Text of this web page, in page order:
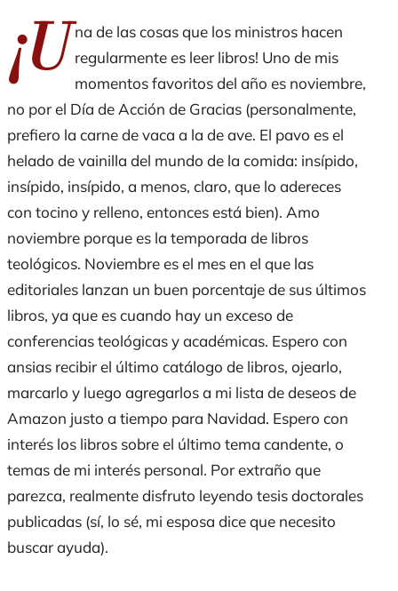
¡U na de las cosas que los ministros hacen
regularmente es leer libros! Uno de mis
momentos favoritos del año es noviembre,
no por el Día de Acción de Gracias (personalmente,
prefiero la carne de vaca a la de ave. El pavo es el
helado de vainilla del mundo de la comida: insípido,
insípido, insípido, a menos, claro, que lo adereces
con tocino y relleno, entonces está bien). Amo
noviembre porque es la temporada de libros
teológicos. Noviembre es el mes en el que las
editoriales lanzan un buen porcentaje de sus últimos
libros, ya que es cuando hay un exceso de
conferencias teológicas y académicas. Espero con
ansias recibir el último catálogo de libros, ojearlo,
marcarlo y luego agregarlos a mi lista de deseos de
Amazon justo a tiempo para Navidad. Espero con
interés los libros sobre el último tema candente, o
temas de mi interés personal. Por extraño que
parezca, realmente disfruto leyendo tesis doctorales
publicadas (sí, lo sé, mi esposa dice que necesito
buscar ayuda).